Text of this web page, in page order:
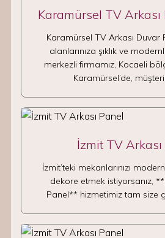
Karamürsel TV
Karamürsel TV Arkası Duvar
alanlarınıza şıklık ve
merkezli firmamız, Kocaeli
Karamürsel’de,
İzmit TV
İzmit’teki mekanlarınızı
dekore etmek istiyorsanız,
Panel** hizmetimiz tam size